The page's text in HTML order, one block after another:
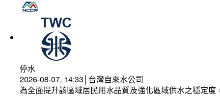
停水
2026-08-07, 14:33│台灣自來水公司
為全面提升該區域居民用水品質及強化區域供水之穩定